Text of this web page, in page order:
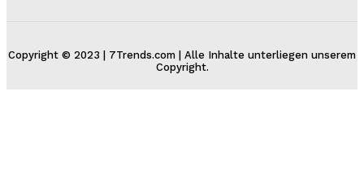
Copyright © 2023 | 7Trends.com | Alle Inhalte unterliegen unserem
Copyright.